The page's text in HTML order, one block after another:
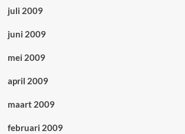
juli 2009
juni 2009
mei 2009
april 2009
maart 2009
februari 2009